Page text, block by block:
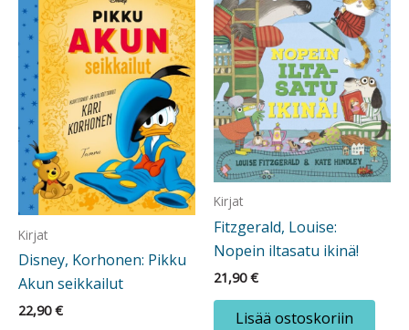
Kirjat
Disney, Korhonen: Pikku
Akun seikkailut
22,90€
Kirjat
Fitzgerald, Louise:
Nopein iltasatu ikinä!
21,90€
Lisää ostoskoriin